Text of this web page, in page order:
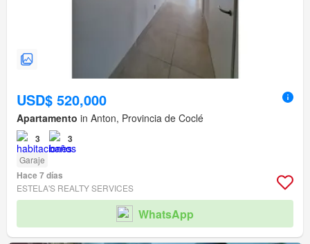
USD$ 520,000
Apartamento in Anton, Provincia de Coclé
3 3
Garaje
Hace 7 días
ESTELA'S REALTY SERVICES
WhatsApp